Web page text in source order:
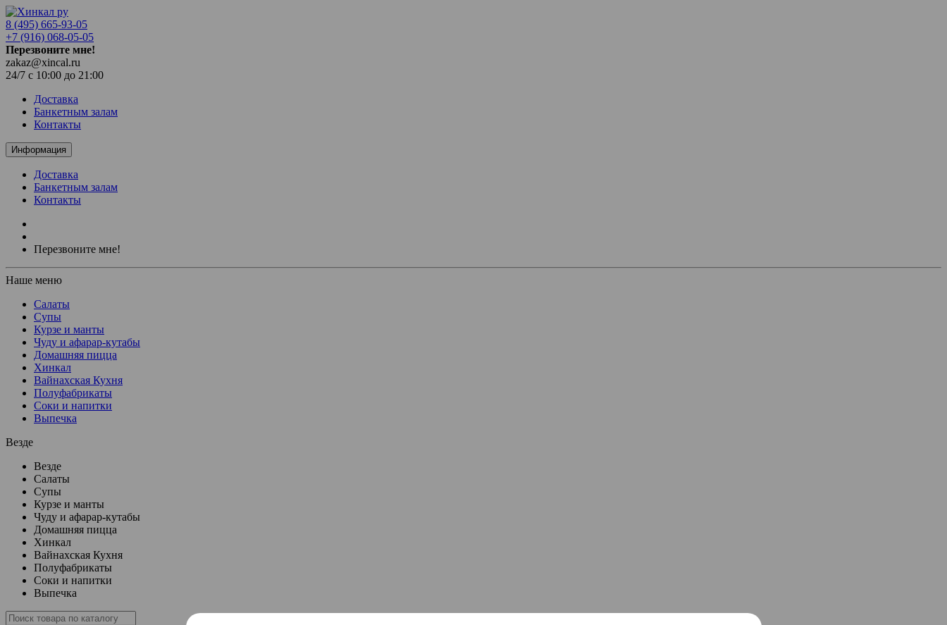
8 (495) 665-93-05
+7 (916) 068-05-05
Перезвоните мне!
zakaz@xincal.ru
24/7 с 10:00 до 21:00
Доставка
Банкетным залам
Контакты
Информация
Доставка
Банкетным залам
Контакты
Перезвоните мне!
Наше меню
Салаты
Супы
Курзе и манты
Чуду и афарар-кутабы
Домашняя пицца
Хинкал
Вайнахская Кухня
Полуфабрикаты
Соки и напитки
Выпечка
Везде
Везде
Салаты
Супы
Курзе и манты
Чуду и афарар-кутабы
Домашняя пицца
Хинкал
Вайнахская Кухня
Полуфабрикаты
Соки и напитки
Выпечка